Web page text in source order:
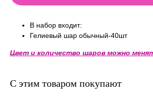
В набор входит:
Гелиевый шар обычный-40шт
Цвет и количество шаров можно
С этим товаром покупают